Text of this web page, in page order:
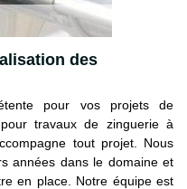
des
pour vos projets de
travaux de zinguerie à
tout projet. Nous
années dans le domaine et
en place. Notre équipe est